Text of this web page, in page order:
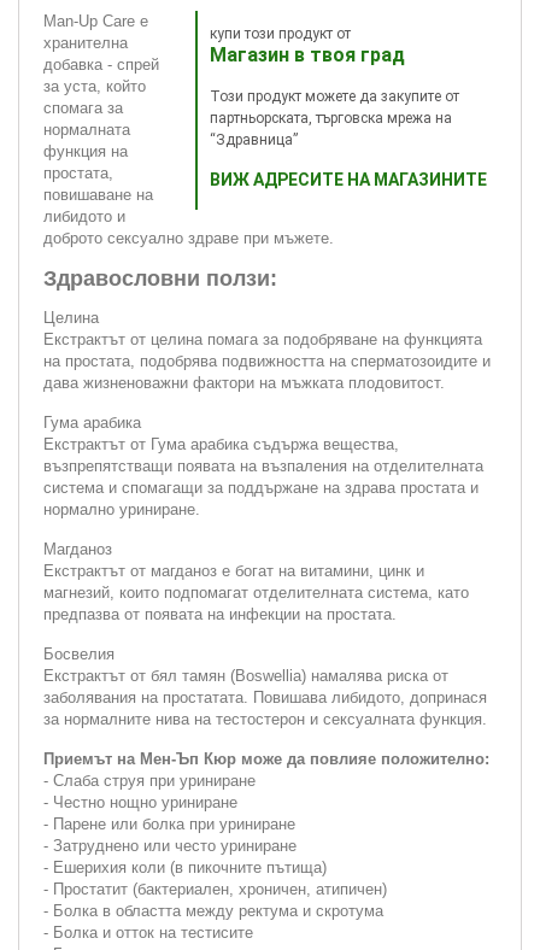
купи този продукт от
Магазин в твоя град
Този продукт можете да закупите от
партньорската, търговска мрежа на
“Здравница”
ВИЖ АДРЕСИТЕ НА МАГАЗИНИТЕ
Man-Up Care e
хранителна
добавка - спрей
за уста, който
спомага за
нормалната
функция на
простата,
повишаване на
либидото и
доброто сексуално здраве при мъжете.
Здравословни ползи:
Целина
Екстрактът от целина помага за подобряване на функцията
на простата, подобрява подвижността на сперматозоидите и
дава жизненоважни фактори на мъжката плодовитост.
Гума арабика
Екстрактът от Гума арабика съдържа вещества,
възпрепятстващи появата на възпаления на отделителната
система и спомагащи за поддържане на здрава простата и
нормално уриниране.
Магданоз
Екстрактът от магданоз е богат на витамини, цинк и
магнезий, които подпомагат отделителната система, като
предпазва от появата на инфекции на простата.
Босвелия
Екстрактът от бял тамян (Boswellia) намалява риска от
заболявания на простатата. Повишава либидото, допринася
за нормалните нива на тестостерон и сексуалната функция.
Приемът на Мен-Ъп Кюр може да повлияе положително:
- Слаба струя при уриниране
- Честно нощно уриниране
- Парене или болка при уриниране
- Затруднено или често уриниране
- Ешерихия коли (в пикочните пътища)
- Простатит (бактериален, хроничен, атипичен)
- Болка в областта между ректума и скротума
- Болка и отток на тестисите